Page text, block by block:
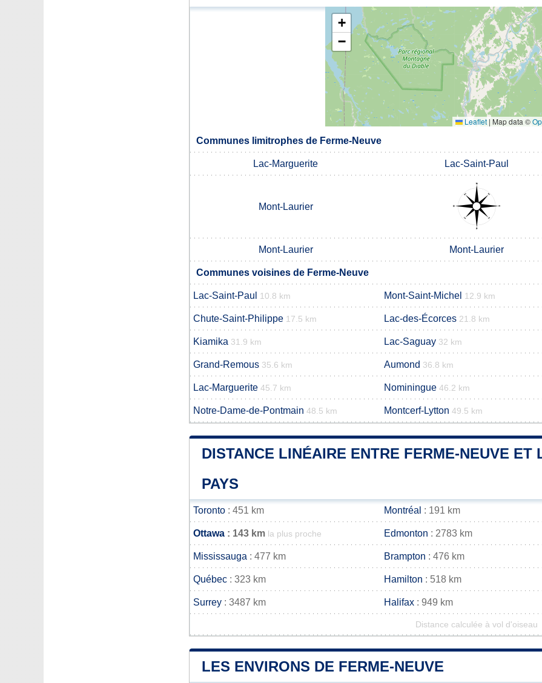
+
−
Leaflet | Map data ©
Communes limitrophes de Ferme-Neuve
Lac-Marguerite Lac-Saint-Paul
Mont-Laurier
Mont-Laurier Mont-Laurier
Communes voisines de Ferme-Neuve
Lac-Saint-Paul 10.8 km Mont-Saint-Michel 12.9 km
Chute-Saint-Philippe 17.5 km Lac-des-Écorces 21.8 km
Kiamika 31.9 km Lac-Saguay 32 km
Grand-Remous 35.6 km Aumond 36.8 km
Lac-Marguerite 45.7 km Nominingue 46.2 km
Notre-Dame-de-Pontmain 48.5 km Montcerf-Lytton 49.5 km
DISTANCE LINÉAIRE ENTRE FERME-NEUVE ET
PAYS
Toronto : 451 km Montréal : 191 km
Ottawa : 143 km la plus proche Edmonton : 2783 km
Mississauga : 477 km Brampton : 476 km
Québec : 323 km Hamilton : 518 km
Surrey : 3487 km Halifax : 949 km
Distance calculée à vol d'oiseau
LES ENVIRONS DE FERME-NEUVE